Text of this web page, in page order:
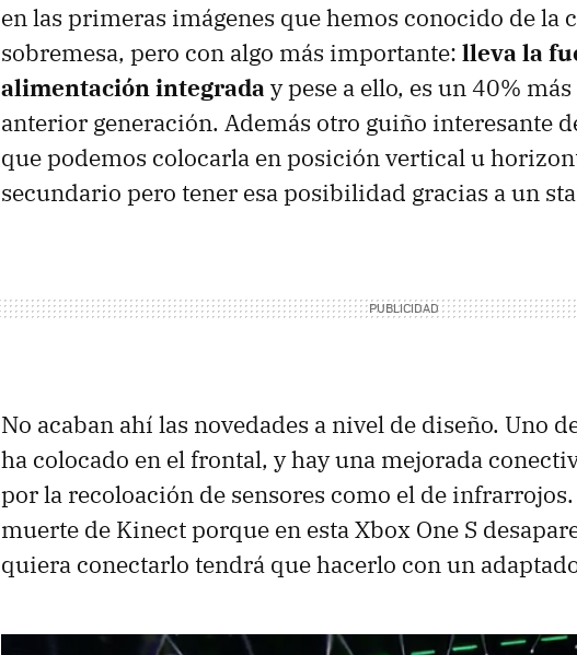
en las primeras imágenes que hemos conocido de la
sobremesa, pero con algo más importante: lleva la
alimentación integrada y pese a ello, es un 40%
anterior generación. Además otro guiño interesante
que podemos colocarla en posición vertical u
secundario pero tener esa posibilidad gracias a un
No acaban ahí las novedades a nivel de diseño. Uno
ha colocado en el frontal, y hay una mejorada
por la recoloación de sensores como el de
muerte de Kinect porque en esta Xbox One S
quiera conectarlo tendrá que hacerlo con un